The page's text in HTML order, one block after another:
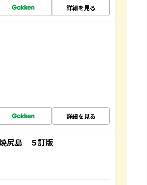
詳細を見る
詳細を見る
尻島 ５訂版